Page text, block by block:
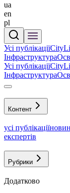
ua
en
pl
Усі публікації
Інфраструктура
Усі публікації
Інфраструктура
Контент
усі публікації
експертів
Рубрики
Додатково